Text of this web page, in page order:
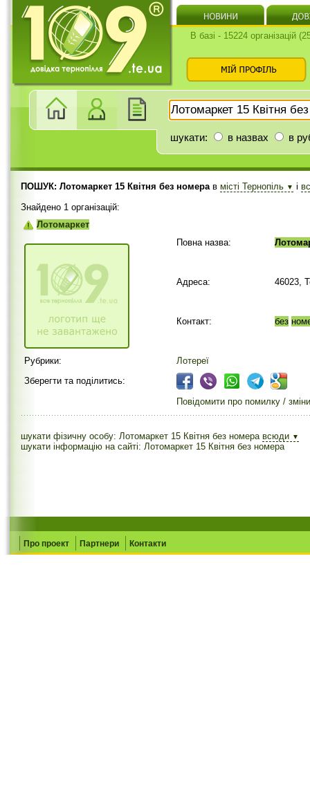
В базі - 15224 організацій
шукати: в назвах в
ПОШУК: Лотомаркет 15 Квітня без номерав місті Тернопіль ▼ і
Знайдено 1 організацій:
Лотомаркет
Повна назва:
Адреса: 46023,
Контакт: без
Рубрики:
Лотереї
Зберегти та поділитись:
Повідомити про помилку / зміни
шукати фізичну особу: Лотомаркет 15 Квітня без номера всюди ▼
шукати інформацію на сайті: Лотомаркет 15 Квітня без номера
Про проект Партнери Контакти